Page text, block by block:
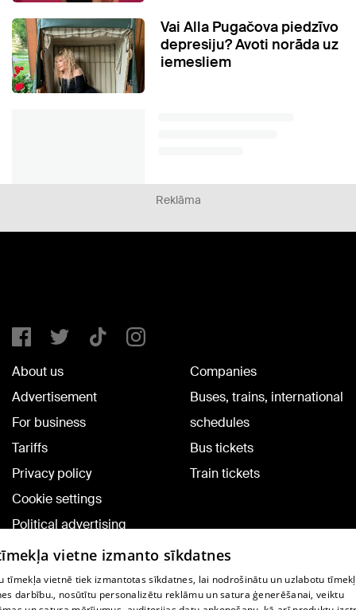
Vai Alla Pugačova piedzīvo
depresiju? Avoti norāda uz
iemesliem
Reklāma
About us
Advertisement
For business
Tariffs
Privacy policy
Cookie settings
Political advertising
Cookie policy
Commenting terms
Companies
Buses, trains, international
schedules
Bus tickets
Train tickets
vietne izmanto sīkdatnes
tīmekļa vietnē tiek izmantotas sīkdatnes, lai nodrošinātu un uzlabotu
darbību., nosūtītu personalizētu reklāmu un satura ģenerēšanai, veiktu